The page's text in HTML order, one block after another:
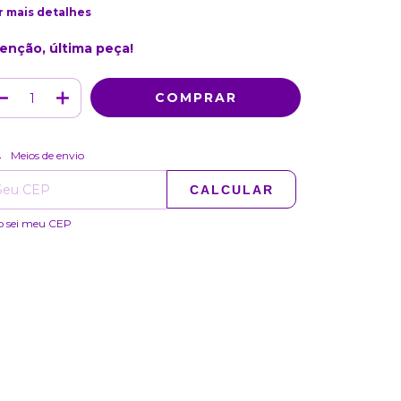
mais detalhes
última peça!
para o CEP:
Meios de envio
CALCULAR
sei meu CEP